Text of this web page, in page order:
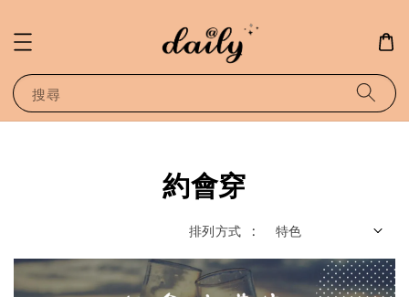
搜尋
約會穿
排列方式 :